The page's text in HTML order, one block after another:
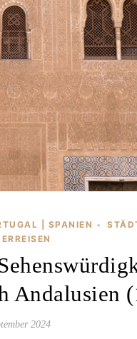
| SPANIEN •
Andalusien
2024